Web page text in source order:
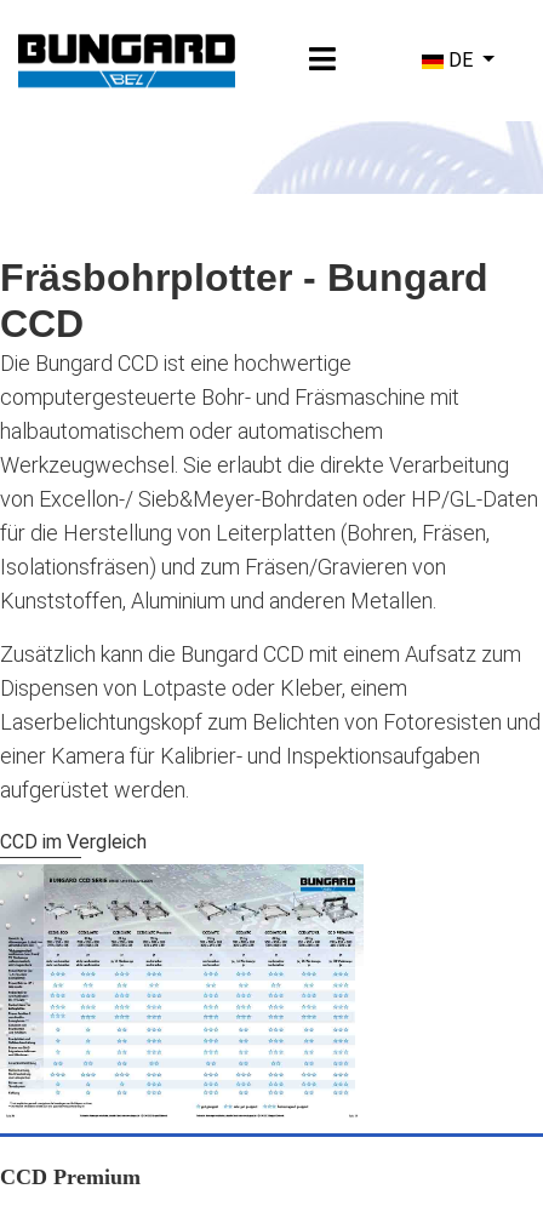
Sprache
DE
Fräsbohrplotter - Bungard
CCD
Die Bungard CCD ist eine hochwertige
computergesteuerte Bohr- und Fräsmaschine mit
halbautomatischem oder automatischem
Werkzeugwechsel. Sie erlaubt die direkte Verarbeitung
von Excellon-/ Sieb&Meyer-Bohrdaten oder HP/GL-Daten
für die Herstellung von Leiterplatten (Bohren, Fräsen,
Isolationsfräsen) und zum Fräsen/Gravieren von
Kunststoffen, Aluminium und anderen Metallen.
Zusätzlich kann die Bungard CCD mit einem Aufsatz zum
Dispensen von Lotpaste oder Kleber, einem
Laserbelichtungskopf zum Belichten von Fotoresisten und
einer Kamera für Kalibrier- und Inspektionsaufgaben
aufgerüstet werden.
CCD im Vergleich
CCD Premium